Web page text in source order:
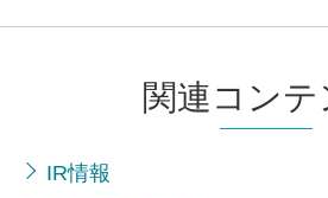
関連コンテ
IR情報